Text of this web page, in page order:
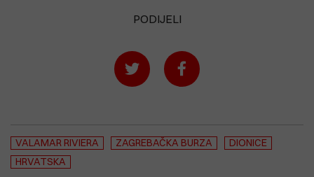
PODIJELI
VALAMAR RIVIERA ZAGREBAČKA BURZA
DIONICE
HRVATSKA